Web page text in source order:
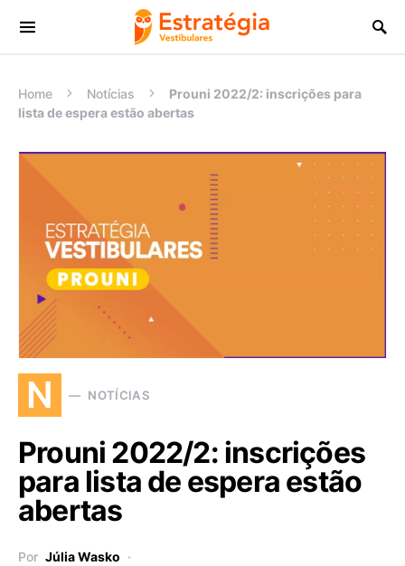
Procurar:
Home Notícias
Prouni 2022/2: inscrições para
lista de espera estão abertas
N NOTÍCIAS
Prouni 2022/2: inscrições
para lista de espera estão
abertas
Por Júlia Wasko